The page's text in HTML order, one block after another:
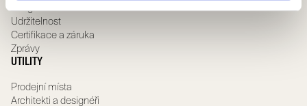
Scrignolab
Udržitelnost
Certifikace a záruka
Zprávy
UTILITY
Prodejní místa
Architekti a designéři